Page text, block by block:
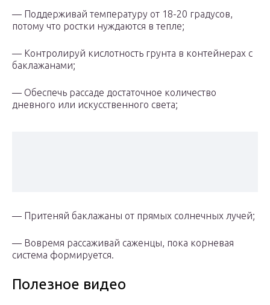
— Поддерживай температуру от 18-20 градусов,
потому что ростки нуждаются в тепле;
— Контролируй кислотность грунта в контейнерах с
баклажанами;
— Обеспечь рассаде достаточное количество
дневного или искусственного света;
— Притеняй баклажаны от прямых солнечных лучей;
— Вовремя рассаживай саженцы, пока корневая
система формируется.
Полезное видео